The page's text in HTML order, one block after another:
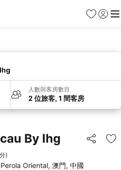
收藏夾
登入 選
人數與客房數目
2 位旅客, 1 間客房
By Ihg 分享
放
)
Oriental, 澳門, 中國